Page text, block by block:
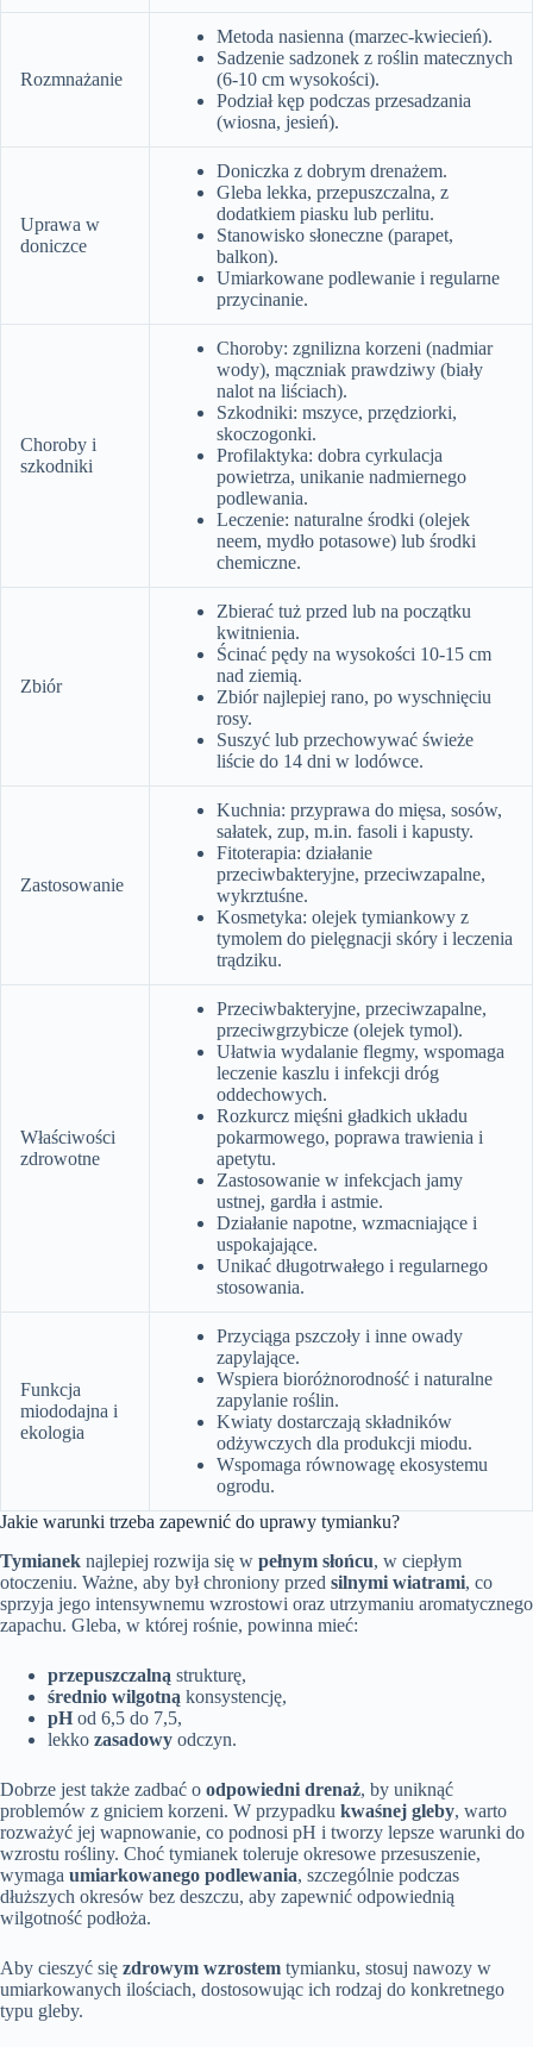
Rozmnażanie
Metoda nasienna (marzec-kwiecień).
Sadzenie sadzonek z roślin matecznych
(6-10 cm wysokości).
Podział kęp podczas przesadzania
(wiosna, jesień).
Uprawa w
doniczce
Doniczka z dobrym drenażem.
Gleba lekka, przepuszczalna, z
dodatkiem piasku lub perlitu.
Stanowisko słoneczne (parapet,
balkon).
Umiarkowane podlewanie i regularne
przycinanie.
Choroby i
szkodniki
Choroby: zgnilizna korzeni (nadmiar
wody), mączniak prawdziwy (biały
nalot na liściach).
Szkodniki: mszyce, przędziorki,
skoczogonki.
Profilaktyka: dobra cyrkulacja
powietrza, unikanie nadmiernego
podlewania.
Leczenie: naturalne środki (olejek
neem, mydło potasowe) lub środki
chemiczne.
Zbiór
Zbierać tuż przed lub na początku
kwitnienia.
Ścinać pędy na wysokości 10-15 cm
nad ziemią.
Zbiór najlepiej rano, po wyschnięciu
rosy.
Suszyć lub przechowywać świeże
liście do 14 dni w lodówce.
Zastosowanie
Kuchnia: przyprawa do mięsa, sosów,
sałatek, zup, m.in. fasoli i kapusty.
Fitoterapia: działanie
przeciwbakteryjne, przeciwzapalne,
wykrztuśne.
Kosmetyka: olejek tymiankowy z
tymolem do pielęgnacji skóry i leczenia
trądziku.
Właściwości
zdrowotne
Przeciwbakteryjne, przeciwzapalne,
przeciwgrzybicze (olejek tymol).
Ułatwia wydalanie flegmy, wspomaga
leczenie kaszlu i infekcji dróg
oddechowych.
Rozkurcz mięśni gładkich układu
pokarmowego, poprawa trawienia i
apetytu.
Zastosowanie w infekcjach jamy
ustnej, gardła i astmie.
Działanie napotne, wzmacniające i
uspokajające.
Unikać długotrwałego i regularnego
stosowania.
Funkcja
miododajna i
ekologia
Przyciąga pszczoły i inne owady
zapylające.
Wspiera bioróżnorodność i naturalne
zapylanie roślin.
Kwiaty dostarczają składników
odżywczych dla produkcji miodu.
Wspomaga równowagę ekosystemu
ogrodu.
Jakie warunki trzeba zapewnić do uprawy tymianku?
Tymianek najlepiej rozwija się w pełnym słońcu, w ciepłym
otoczeniu. Ważne, aby był chroniony przed silnymi wiatrami, co
sprzyja jego intensywnemu wzrostowi oraz utrzymaniu aromatycznego
zapachu. Gleba, w której rośnie, powinna mieć:
przepuszczalną strukturę,
średnio wilgotną konsystencję,
pH od 6,5 do 7,5,
lekko zasadowy odczyn.
Dobrze jest także zadbać o odpowiedni drenaż, by uniknąć
problemów z gniciem korzeni. W przypadku kwaśnej gleby, warto
rozważyć jej wapnowanie, co podnosi pH i tworzy lepsze warunki do
wzrostu rośliny. Choć tymianek toleruje okresowe przesuszenie,
wymaga umiarkowanego podlewania, szczególnie podczas
dłuższych okresów bez deszczu, aby zapewnić odpowiednią
wilgotność podłoża.
Aby cieszyć się zdrowym wzrostem tymianku, stosuj nawozy w
umiarkowanych ilościach, dostosowując ich rodzaj do konkretnego
typu gleby.